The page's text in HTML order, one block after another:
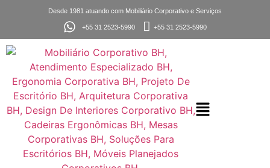
Desde 1981 atuando com Mobiliário Corporativo e Serviços
+55 31 2523-5990 +55 31 2523-5990